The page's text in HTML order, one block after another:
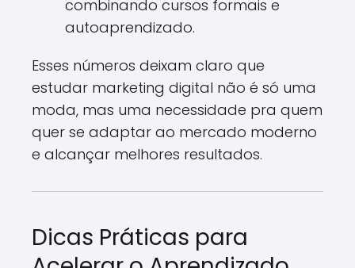
combinando cursos formais e
autoaprendizado.
Esses números deixam claro que
estudar marketing digital não é só uma
moda, mas uma necessidade pra quem
quer se adaptar ao mercado moderno
e alcançar melhores resultados.
Dicas Práticas para